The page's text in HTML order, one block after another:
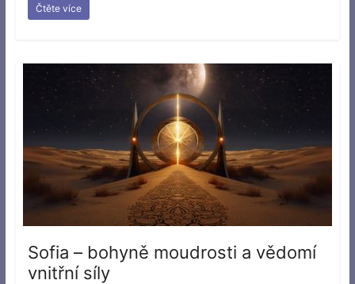
Čtěte více
Sofia – bohyně moudrosti a vědomí
vnitřní síly